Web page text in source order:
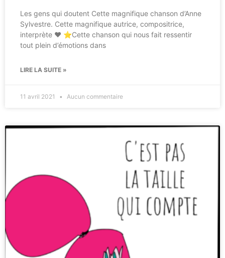
Les gens qui doutent Cette magnifique chanson d’Anne
Sylvestre. Cette magnifique autrice, compositrice,
interprète ♥ ⭐Cette chanson qui nous fait ressentir
tout plein d’émotions dans
LIRE LA SUITE »
11 avril 2021 Aucun commentaire